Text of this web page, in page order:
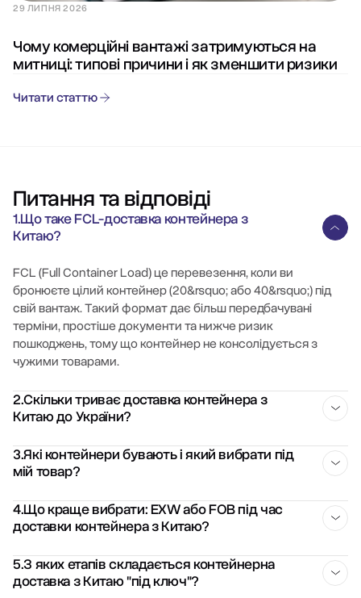
29 ЛИПНЯ 2026
Чому комерційні вантажі затримуються на
митниці: типові причини і як зменшити ризики
Читати статтю
Питання та відповіді
1.Що таке FCL-доставка контейнера з
Китаю?
FCL (Full Container Load) це перевезення, коли ви
бронюєте цілий контейнер (20&rsquo; або 40&rsquo;) під
свій вантаж. Такий формат дає більш передбачувані
терміни, простіше документи та нижче ризик
пошкоджень, тому що контейнер не консолідується з
чужими товарами.
2.Скільки триває доставка контейнера з
Китаю до України?
Термін залежить від порту навантаження та сервісу
(прямий або з навантаженням). В середньому, доставка з
3.Які контейнери бувають і який вибрати під
мій товар?
Найчастіше використовують 20′ DC (приблизно 33 м³) для
щільних та важких вантажів, 40′ DC (приблизно 67 м³) як
легких, але об&rsquo;ємних товарів. Під запит доступні
рефконтейнери, open top, flat rack, tank та інші варіанти.
4.Що краще вибрати: EXW або FOB під час
доставки контейнера з Китаю?
При FOB постачальник довозить вантаж до порту та
оформляє експорт, а логістика далі – на боці перевізника.
5.З яких етапів складається контейнерна
доставка з Китаю "під ключ"?